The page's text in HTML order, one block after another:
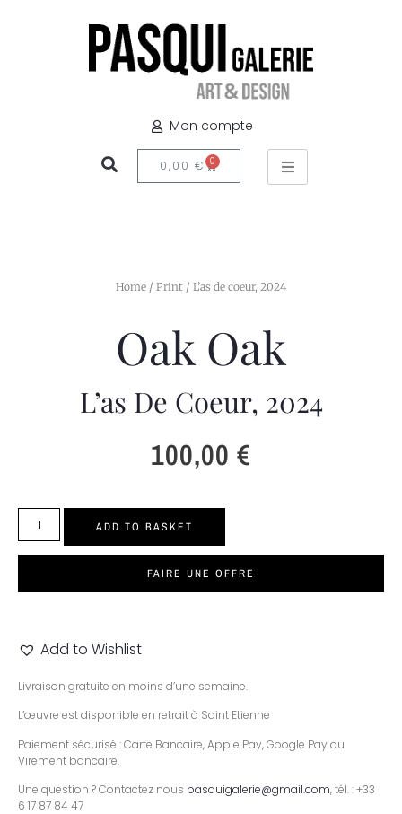
Mon compte
0,00 € 0
Home / Print / L’as de coeur, 2024
Oak Oak
L’as De Coeur, 2024
100,00€
ADD TO BASKET
FAIRE UNE OFFRE
Add to Wishlist
Livraison gratuite en moins d’une semaine.
L’œuvre est disponible en retrait à Saint Etienne
Paiement sécurisé : Carte Bancaire, Apple Pay, Google Pay ou
Virement bancaire.
Une question ? Contactez nous pasquigalerie@gmail.com, tél. : +33
6 17 87 84 47